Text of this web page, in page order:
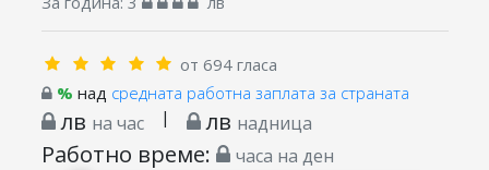
от 694 гласа
% над средната работна заплата за страната
лв на час | лв надница
Работно време: часа на ден